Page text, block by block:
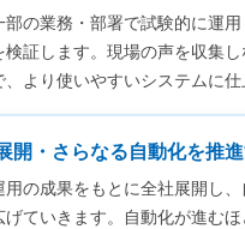
部の業務・部署で試験的に運
検証します。現場の声を収集
、より使いやすいシステムに仕
開・さらなる自動化を推
用の成果をもとに全社展開し
げていきます。自動化が進む